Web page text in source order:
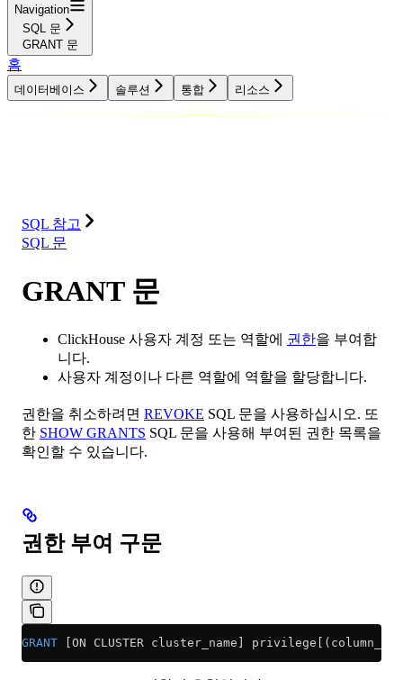
Navigation
SQL 문
GRANT 문
홈
데이터베이스 솔루션 통합 리소스
SQL 참고
SQL 문
GRANT 문
ClickHouse 사용자 계정 또는 역할에 권한을 부여합
니다.
사용자 계정이나 다른 역할에 역할을 할당합니다.
권한을 취소하려면 REVOKE SQL 문을 사용하십시오. 또
한 SHOW GRANTS SQL 문을 사용해 부여된 권한 목록을
확인할 수 있습니다.
권한 부여 구문
GRANT [ON CLUSTER cluster_name]